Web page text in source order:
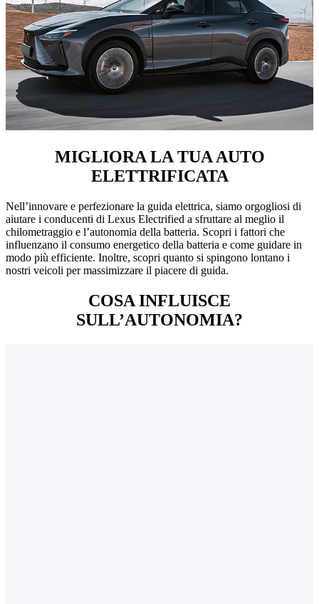
MIGLIORA LA TUA AUTO
ELETTRIFICATA
Nell’innovare e perfezionare la guida elettrica, siamo orgogliosi di
aiutare i conducenti di Lexus Electrified a sfruttare al meglio il
chilometraggio e l’autonomia della batteria. Scopri i fattori che
influenzano il consumo energetico della batteria e come guidare in
modo più efficiente. Inoltre, scopri quanto si spingono lontano i
nostri veicoli per massimizzare il piacere di guida.
COSA INFLUISCE
SULL’AUTONOMIA?